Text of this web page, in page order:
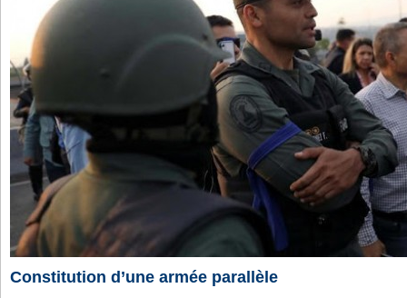
Constitution d’une armée parallèle